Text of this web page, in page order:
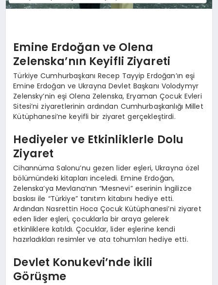
Emine Erdoğan ve Olena
Zelenska’nın Keyifli Ziyareti
Türkiye Cumhurbaşkanı Recep Tayyip Erdoğan’ın eşi
Emine Erdoğan ve Ukrayna Devlet Başkanı Volodymyr
Zelensky’nin eşi Olena Zelenska, Eryaman Çocuk Evleri
Sitesi’ni ziyaretlerinin ardından Cumhurbaşkanlığı Millet
Kütüphanesi’ne keyifli bir ziyaret gerçekleştirdi.
Hediyeler ve Etkinliklerle Dolu
Ziyaret
Cihannüma Salonu’nu gezen lider eşleri, Ukrayna özel
bölümündeki kitapları inceledi. Emine Erdoğan,
Zelenska’ya Mevlana’nın “Mesnevi” eserinin İngilizce
baskısı ile “Türkiye” tanıtım kitabını hediye etti.
Ardından Nasrettin Hoca Çocuk Kütüphanesi’ni ziyaret
eden lider eşleri, çocuklarla bir araya gelerek
etkinliklere katıldı. Çocuklar, lider eşlerine kendi
hazırladıkları resimler ve ata tohumları hediye etti.
Devlet Konukevi’nde İkili
Görüşme